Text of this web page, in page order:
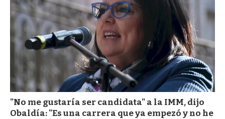
"No me gustaría ser candidata" a la IMM, dijo
Obaldía: "Es una carrera que ya empezó y no he